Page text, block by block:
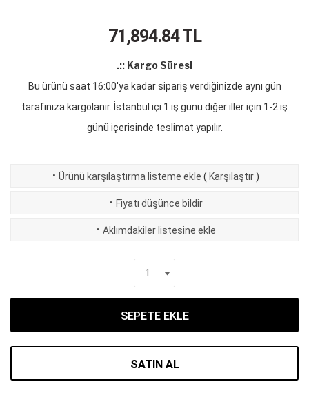
71,894.84TL
.:: Kargo Süresi
Bu ürünü saat 16:00'ya kadar sipariş verdiğinizde aynı gün
tarafınıza kargolanır. İstanbul içi 1 iş günü diğer iller için 1-2 iş
günü içerisinde teslimat yapılır.
· Ürünü karşılaştırma listeme ekle ( Karşılaştır )
· Fiyatı düşünce bildir
· Aklımdakiler listesine ekle
SEPETE EKLE
SATIN AL